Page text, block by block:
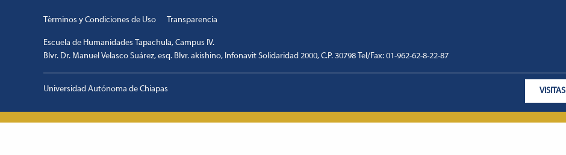
Términos y Condiciones de Uso Transparencia
Escuela de Humanidades Tapachula, Campus IV.
Blvr. Dr. Manuel Velasco Suárez, esq. Blvr. akishino, Infonavit Solidaridad 2000, C.P. 30798 Tel/Fax: 01-962-62-8-22-87
Universidad Autónoma de Chiapas
VISITAS